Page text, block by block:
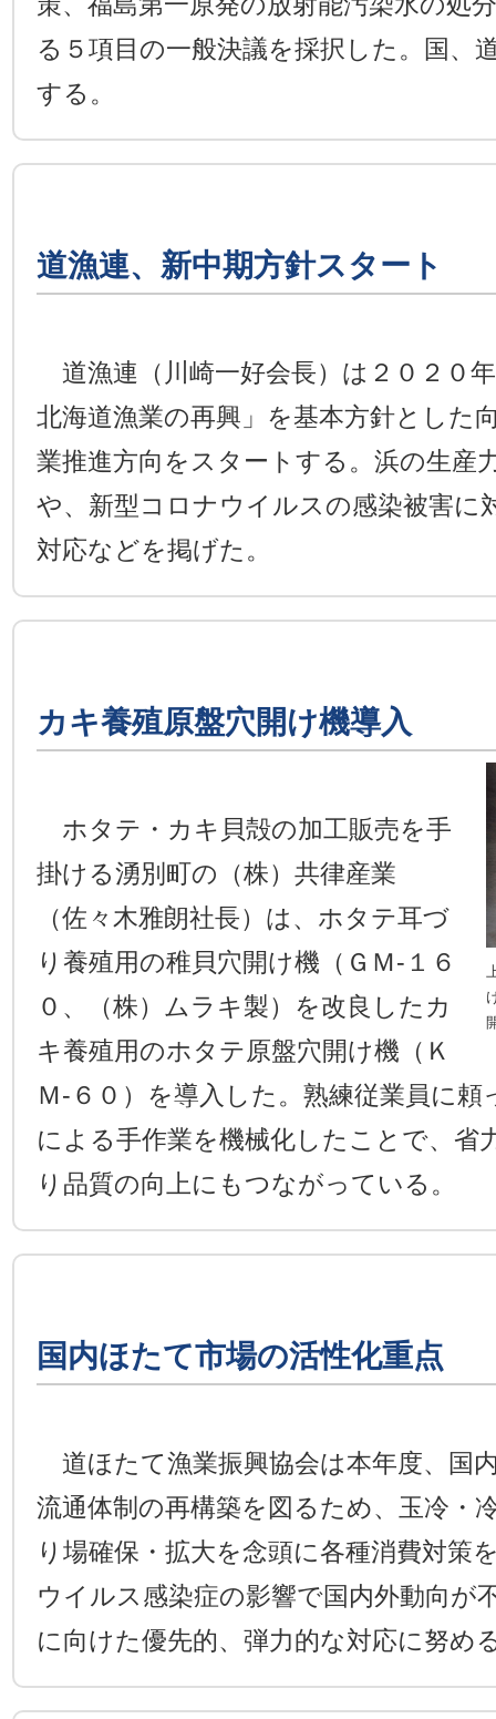
る５項目の一般決議を採択した。国、
する。
道漁連、新中期方針スタート
道漁連（川崎一好会長）は２０２０
北海道漁業の再興」を基本方針とした
業推進方向をスタートする。浜の生産
や、新型コロナウイルスの感染被害に
対応などを掲げた。
カキ養殖原盤穴開け機導入
ホタテ・カキ貝殻の加工販売を手
掛ける湧別町の（株）共律産業
（佐々木雅朗社長）は、ホタテ耳づ
り養殖用の稚貝穴開け機（ＧＭ-１６
０、（株）ムラキ製）を改良したカ
キ養殖用のホタテ原盤穴開け機（Ｋ
Ｍ-６０）を導入した。熟練従業員に
による手作業を機械化したことで、省
り品質の向上にもつながっている。
国内ほたて市場の活性化重点
道ほたて漁業振興協会は本年度、国
流通体制の再構築を図るため、玉冷・
り場確保・拡大を念頭に各種消費対策
ウイルス感染症の影響で国内外動向が
に向けた優先的、弾力的な対応に努め